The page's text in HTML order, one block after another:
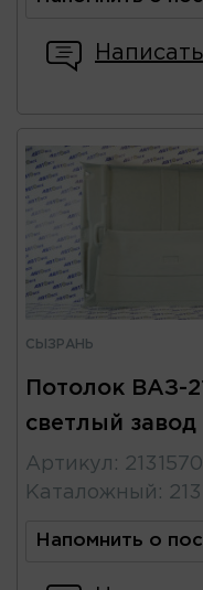
СЫЗРАНЬ
Потолок ВАЗ-
светлый
Артикул :
Каталожный :
Напомнить о